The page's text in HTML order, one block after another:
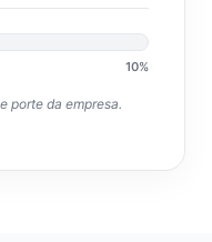
10%
porte da empresa.